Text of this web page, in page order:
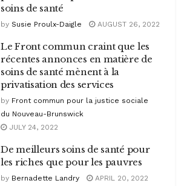
soins de santé
by Susie Proulx-Daigle AUGUST 26, 2022
Le Front commun craint que les
récentes annonces en matière de
soins de santé mènent à la
privatisation des services
by Front commun pour la justice sociale
du Nouveau-Brunswick
JULY 24, 2022
De meilleurs soins de santé pour
les riches que pour les pauvres
by Bernadette Landry APRIL 20, 2022